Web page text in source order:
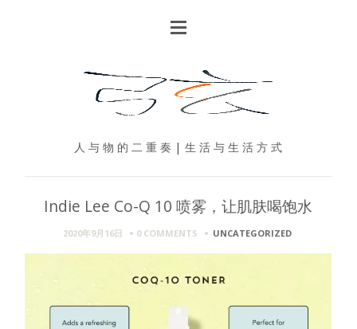
人 与 物 的 二 重 奏 | 生 活 与 生 活 方 式
Indie Lee Co-Q 10 喷雾，让肌肤喝饱水
2020年9月16日 0 COMMENTS UNCATEGORIZED